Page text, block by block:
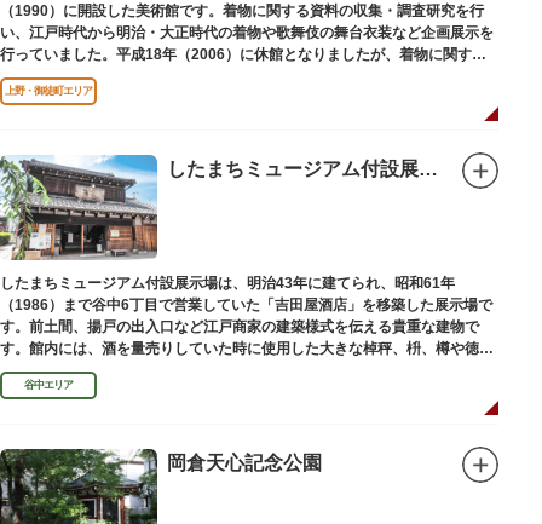
（1990）に開設した美術館です。着物に関する資料の収集・調査研究を行
い、江戸時代から明治・大正時代の着物や歌舞伎の舞台衣装など企画展示を
行っていました。平成18年（2006）に休館となりましたが、着物に関する
調査研究等は引き続き本財団で行っています。
平成18年（2006）に休館
上野・御徒町エリア
したまちミュージアム付設展示場（旧吉田屋酒店）
したまちミュージアム付設展示場は、明治43年に建てられ、昭和61年
（1986）まで谷中6丁目で営業していた「吉田屋酒店」を移築した展示場で
す。前土間、揚戸の出入口など江戸商家の建築様式を伝える貴重な建物で
す。館内には、酒を量売りしていた時に使用した大きな棹秤、枡、樽や徳
利、宣伝用ポスターなどの資料を展示しています。
谷中エリア
岡倉天心記念公園